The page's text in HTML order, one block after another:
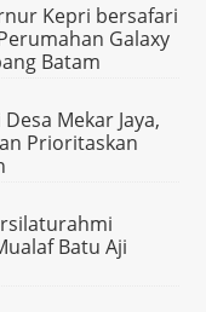
Kepri bersafari
Galaxy
Batam
Mekar Jaya,
Prioritaskan
Batu Aji